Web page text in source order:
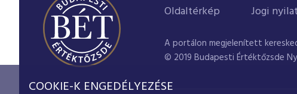
Oldaltérkép Jogi
A portálon megjelenített
© 2019 Budapesti Értéktőzsde
COOKIE-K ENGEDÉLYEZÉSE